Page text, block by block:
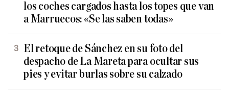
los coches cargados hasta los topes que van
a Marruecos: «Se las saben todas»
El retoque de Sánchez en su foto del
despacho de La Mareta para ocultar sus
pies y evitar burlas sobre su calzado